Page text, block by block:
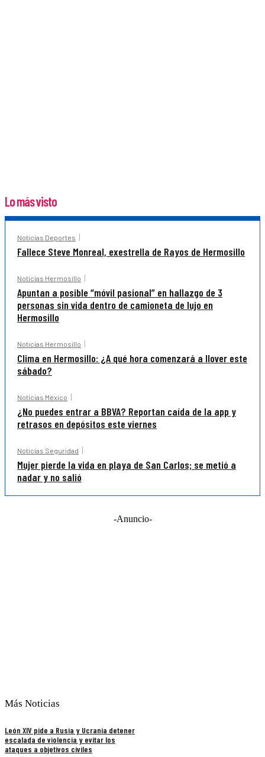
Lo más visto
Noticias Deportes
Fallece Steve Monreal, exestrella de Rayos de Hermosillo
Noticias Hermosillo
Apuntan a posible “móvil pasional” en hallazgo de 3
personas sin vida dentro de camioneta de lujo en
Hermosillo
Noticias Hermosillo
Clima en Hermosillo: ¿A qué hora comenzará a llover este
sábado?
Noticias México
¿No puedes entrar a BBVA? Reportan caída de la app y
retrasos en depósitos este viernes
Noticias Seguridad
Mujer pierde la vida en playa de San Carlos; se metió a
nadar y no salió
-Anuncio-
Más Noticias
León XIV pide a Rusia y Ucrania detener
escalada de violencia y evitar los
ataques a objetivos civiles